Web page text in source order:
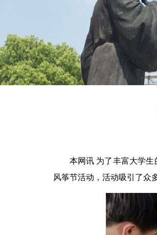
本网讯 为了丰富大学
风筝节活动，活动吸引了众